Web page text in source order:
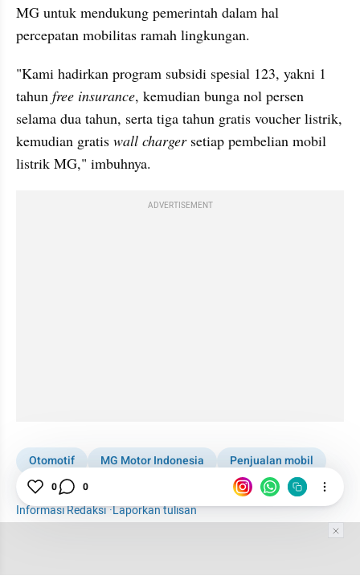
MG untuk mendukung pemerintah dalam hal
percepatan mobilitas ramah lingkungan.
"Kami hadirkan program subsidi spesial 123, yakni 1
tahun free insurance, kemudian bunga nol persen
selama dua tahun, serta tiga tahun gratis voucher listrik,
kemudian gratis wall charger setiap pembelian mobil
listrik MG," imbuhnya.
ADVERTISEMENT
Otomotif MG Motor Indonesia
Penjualan mobil
Mobil Listrik
Informasi Redaksi·Laporkan tulisan
0 0